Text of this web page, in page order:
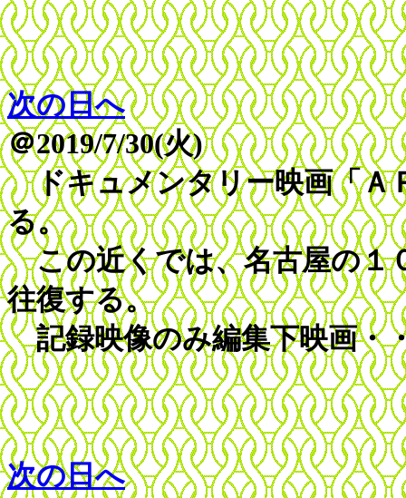
次の日へ
＠2019/7/30(火)
ドキュメンタリー映画「Ａ
る。
この近くでは、名古屋の１
往復する。
記録映像のみ編集下映画・
次の日へ